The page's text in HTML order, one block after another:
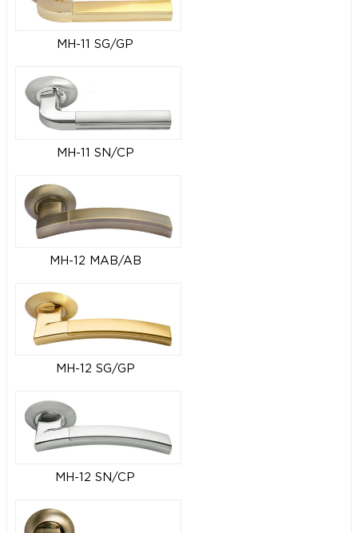
MH-11 SG/GP
MH-11 SN/CP
MH-12 MAB/AB
MH-12 SG/GP
MH-12 SN/CP